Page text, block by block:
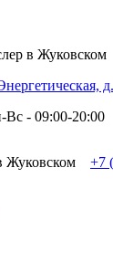
в Жуковском
- 09:00-20:00
+7